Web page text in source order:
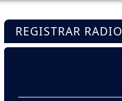
REGISTRAR RADIO